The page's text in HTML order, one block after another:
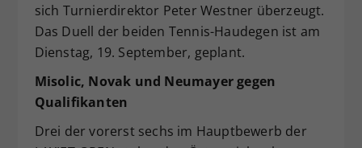
sich Turnierdirektor Peter Westner überzeugt.
Das Duell der beiden Tennis-Haudegen ist am
Dienstag, 19. September, geplant.
Misolic, Novak und Neumayer gegen
Qualifikanten
Drei der vorerst sechs im Hauptbewerb der